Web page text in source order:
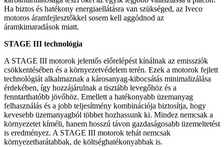
Ha biztos és hatékony energiaellátásra van szükséged, az Iveco
motoros áramfejlesztőkkel sosem kell aggódnod az
áramkimaradások miatt.
STAGE III technológia
A STAGE III motorok jelentős előrelépést kínálnak az emissziók
csökkentésében és a környezetvédelem terén. Ezek a motorok fejlett
technológiát alkalmaznak a károsanyag-kibocsátás minimalizálása
érdekében, így hozzájárulnak a tisztább levegőhöz és a
fenntarthatóbb jövőhöz. Emellett a hatékonyabb üzemanyag
felhasználás és a jobb teljesítmény kombinációja biztosítja, hogy
kevesebb üzemanyagból többet hozhassunk ki. Mindez nemcsak a
környezetet kíméli, hanem hosszú távon gazdaságosabb üzemeltetést
is eredményez. A STAGE III motorok tehát nemcsak
környezetbarátabbak, de költséghatékonyabbak is.